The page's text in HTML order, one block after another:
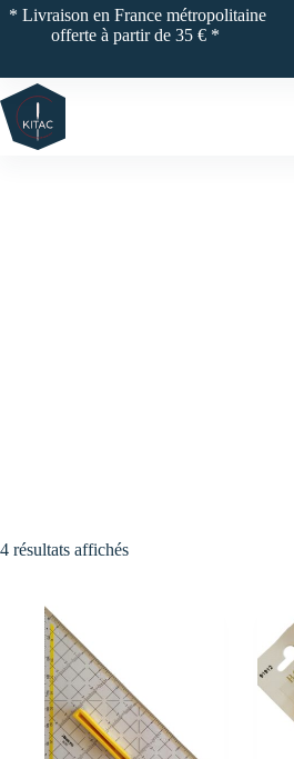
Passer
* Livraison en France métropolitaine
offerte à partir de 35 € *
4 résultats affichés